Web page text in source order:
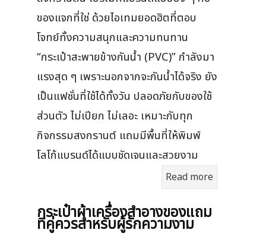
ของแจกที่ใช่ ด้วยไอเทมยอดฮิตที่ตอบ
โจทย์ทั้งความสนุกและความทนทาน
“กระเป๋าสะพายข้างกันน้ำ (PVC)” กำลังมา
แรงสุด ๆ เพราะนอกจากจะกันน้ำได้จริง ยัง
เป็นแฟชั่นที่ใช้ได้ทั้งวัน ปลอดภัยกับของใช้
ส่วนตัว ไม่เปียก ไม่เลอะ เหมาะกับทุก
กิจกรรมสงกรานต์ แถมมีพื้นที่ให้พิมพ์
โลโก้แบรนด์ได้แบบชัดเจนและสวยงาม
Read more
กระเป๋าผ้าเครื่องสําอางของแถม
ที่คู่ควรสำหรับผู้รักความงาม